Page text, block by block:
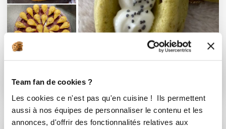
Team fan de cookies ?
Les cookies ce n'est pas qu'en cuisine ! Ils permettent
aussi à nos équipes de personnaliser le contenu et les
annonces, d'offrir des fonctionnalités relatives aux
Bouchée salee